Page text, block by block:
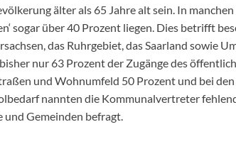
älter als 65 Jahre alt sein. In
sogar über 40 Prozent liegen. Dies betrifft
das Ruhrgebiet, das Saarland sowie
nur 63 Prozent der Zugänge des
und Wohnumfeld 50 Prozent und bei
nannten die Kommunalvertreter
Gemeinden befragt.